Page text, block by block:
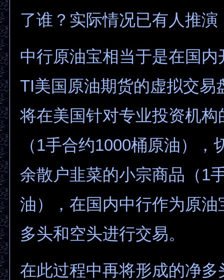
了谁？实际情况已有人推演
中行原油宝相当于是在国内
TI美国原油期货的虚拟交易
将在美国针对专业投资机构
（1手合约1000桶原油），
余散户韭菜的小宗商品（1
油），在国内中行作为原油
多头和空头进行交易。
在此过程中再将形成的净多